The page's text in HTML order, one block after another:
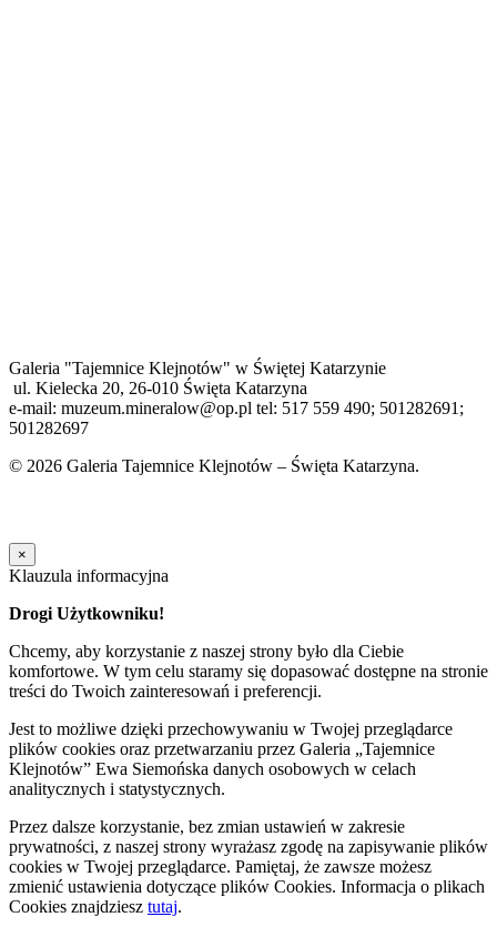
Galeria "Tajemnice Klejnotów" w Świętej Katarzynie
ul. Kielecka 20, 26-010 Święta Katarzyna
e-mail: muzeum.mineralow@op.pl tel: 517 559 490; 501282691;
501282697
© 2026 Galeria Tajemnice Klejnotów – Święta Katarzyna.
×
Klauzula informacyjna
Drogi Użytkowniku!
Chcemy, aby korzystanie z naszej strony było dla Ciebie
komfortowe. W tym celu staramy się dopasować dostępne na stronie
treści do Twoich zainteresowań i preferencji.
Jest to możliwe dzięki przechowywaniu w Twojej przeglądarce
plików cookies oraz przetwarzaniu przez Galeria „Tajemnice
Klejnotów” Ewa Siemońska danych osobowych w celach
analitycznych i statystycznych.
Przez dalsze korzystanie, bez zmian ustawień w zakresie
prywatności, z naszej strony wyrażasz zgodę na zapisywanie plików
cookies w Twojej przeglądarce. Pamiętaj, że zawsze możesz
zmienić ustawienia dotyczące plików Cookies. Informacja o plikach
Cookies znajdziesz tutaj.